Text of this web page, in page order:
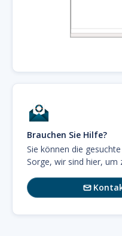
Brauchen Sie Hilfe?
Sie können die
Sorge, wir sind hier, um
